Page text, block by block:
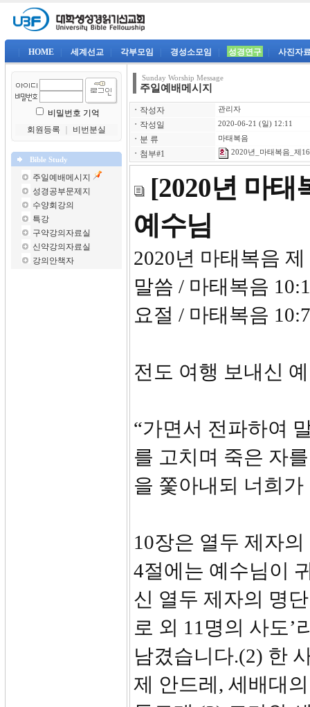
HOME 세계선교 각부모임 경성소모임 성경연구 사진자
비밀번호 기억
회원등록
비번분실
Bible Study
주일예배메시지
성경공부문제지
수양회강의
특강
구약강의자료실
신약강의자료실
강의안책자
Sunday Worship Message
주일예배메시지
ㆍ 작성자 관리자
ㆍ 작성일 2020-06-21 (일) 12:11
ㆍ 분 류 마태복음
ㆍ 첨부#1 2020년_마태복음_제
[2020년 마태
예수님
2020년 마태복음 제
말씀 / 마태복음
요절 / 마태복음
전도 여행 보내신
“가면서 전파하여
를 고치며 죽은 자
을 쫓아내되 너희
10장은 열두 제자
4절에는 예수님이
신 열두 제자의 명
로 외 11명의 사도
남겼습니다.(2) 한
제 안드레, 세배대